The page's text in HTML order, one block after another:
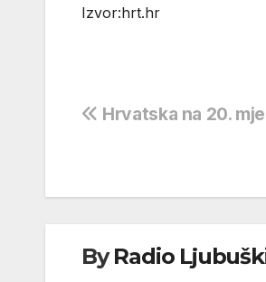
Izvor:hrt.hr
Navigacija
Hrvatska na 20.
ByRadio